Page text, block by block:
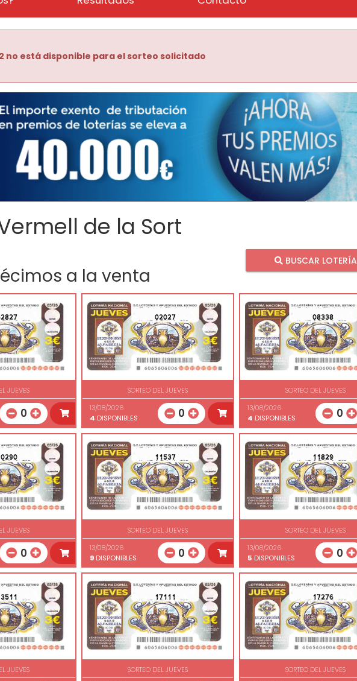
no está disponible para el sorteo solicitado
de la Sort
a la venta
BUSCAR LOTERÍA
JUEVES
0
02027
SORTEO DEL JUEVES
13/08/2026
4 DISPONIBLES 0
08338
SORTEO DEL JUEVES
13/08/2026
4 DISPONIBLES 0
JUEVES
0
11537
SORTEO DEL JUEVES
13/08/2026
9DISPONIBLES 0
11829
SORTEO DEL JUEVES
13/08/2026
5 DISPONIBLES 0
JUEVES
17111
SORTEO DEL JUEVES
17276
SORTEO DEL JUEVES